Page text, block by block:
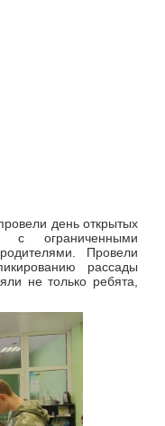
день открытых
ограниченными
Провели
рассады
не только ребята,